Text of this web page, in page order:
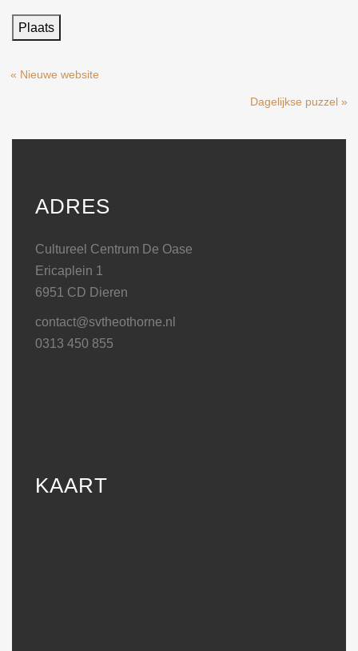
« Nieuwe website
Dagelijkse puzzel »
ADRES
Cultureel Centrum De Oase
Ericaplein 1
6951 CD Dieren
contact@svtheothorne.nl
0313 450 855
KAART